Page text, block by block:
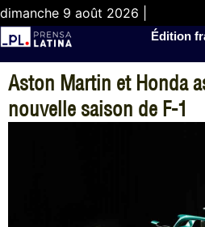
dimanche 9 août 2026 |
Édition
Aston Martin et Honda
nouvelle saison de F-1